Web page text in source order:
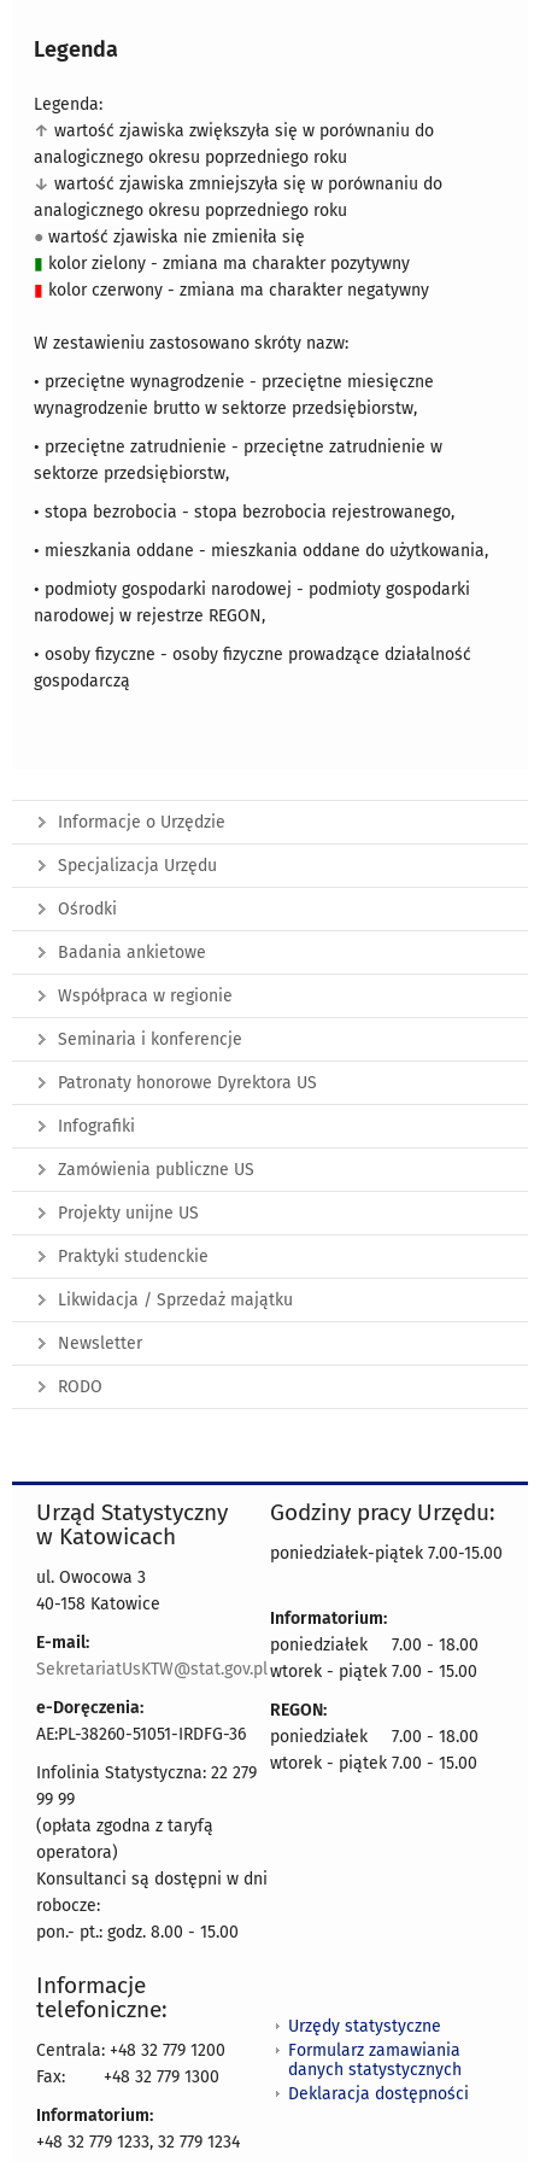
Legenda
Legenda:
↑ wartość zjawiska zwiększyła się w porównaniu do
analogicznego okresu poprzedniego roku
↓ wartość zjawiska zmniejszyła się w porównaniu do
analogicznego okresu poprzedniego roku
● wartość zjawiska nie zmieniła się
▮ kolor zielony - zmiana ma charakter pozytywny
▮ kolor czerwony - zmiana ma charakter negatywny
W zestawieniu zastosowano skróty nazw:
• przeciętne wynagrodzenie - przeciętne miesięczne
wynagrodzenie brutto w sektorze przedsiębiorstw,
• przeciętne zatrudnienie - przeciętne zatrudnienie w
sektorze przedsiębiorstw,
• stopa bezrobocia - stopa bezrobocia rejestrowanego,
• mieszkania oddane - mieszkania oddane do użytkowania,
• podmioty gospodarki narodowej - podmioty gospodarki
narodowej w rejestrze REGON,
• osoby fizyczne - osoby fizyczne prowadzące działalność
gospodarczą
Informacje o Urzędzie
Specjalizacja Urzędu
Ośrodki
Badania ankietowe
Współpraca w regionie
Seminaria i konferencje
Patronaty honorowe Dyrektora US
Infografiki
Zamówienia publiczne US
Projekty unijne US
Praktyki studenckie
Likwidacja / Sprzedaż majątku
Newsletter
RODO
Urząd Statystyczny
w Katowicach
ul. Owocowa 3
40-158 Katowice
E-mail:
SekretariatUsKTW@stat.gov.pl
e-Doręczenia:
AE:PL-38260-51051-IRDFG-36
Infolinia Statystyczna: 22 279
99 99
(opłata zgodna z taryfą
operatora)
Konsultanci są dostępni w dni
robocze:
pon.- pt.: godz. 8.00 - 15.00
Godziny pracy Urzędu:
poniedziałek-piątek 7.00-15.00
Informatorium:
poniedziałek 7.00 - 18.00
wtorek - piątek 7.00 - 15.00
REGON:
poniedziałek 7.00 - 18.00
wtorek - piątek 7.00 - 15.00
Informacje
telefoniczne:
Centrala: +48 32 779 1200
Fax:
+48 32 779 1300
Informatorium:
+48 32 779 1233, 32 779 1234
Urzędy statystyczne
Formularz zamawiania
danych statystycznych
Deklaracja dostępności